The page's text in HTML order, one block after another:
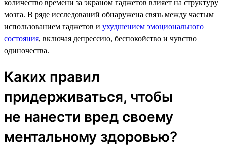
количество времени за экраном гаджетов влияет на структуру
мозга. В ряде исследований обнаружена связь между частым
использованием гаджетов и ухудшением эмоционального
состояния, включая депрессию, беспокойство и чувство
одиночества.
Каких правил
придерживаться, чтобы
не нанести вред своему
ментальному здоровью?